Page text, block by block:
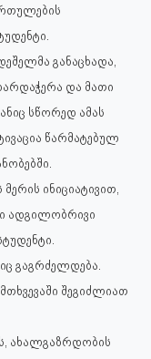
განაცხადა,
და მათი
სწორედ ამას
წარმატებულ
ინიციატივით,
ადგილობრივი
გაგრძელდება.
შეგიძლიათ
ახალგაზრდობის